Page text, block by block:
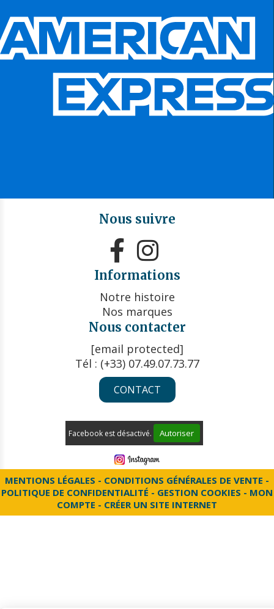
Nous suivre
 
Informations
Notre histoire
Nos marques
Nous contacter
[email protected]
Tél : (+33) 07.49.07.73.77
CONTACT
Facebook est désactivé. Autoriser
MENTIONS LÉGALES
CONDITIONS GÉNÉRALES DE VENTE
POLITIQUE DE CONFIDENTIALITÉ
GESTION COOKIES
MON
COMPTE
CRÉER UN SITE INTERNET